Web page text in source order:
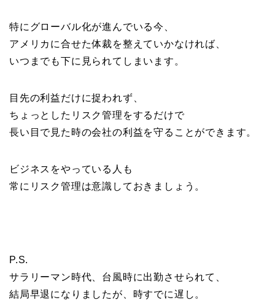
特にグローバル化が進んでいる今、
アメリカに合せた体裁を整えていかなければ、
いつまでも下に見られてしまいます。
目先の利益だけに捉われず、
ちょっとしたリスク管理をするだけで
長い目で見た時の会社の利益を守ることができます。
ビジネスをやっている人も
常にリスク管理は意識しておきましょう。
P.S.
サラリーマン時代、台風時に出勤させられて、
結局早退になりましたが、時すでに遅し。